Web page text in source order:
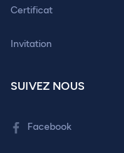
Certificat
Invitation
SUIVEZ NOUS
Facebook